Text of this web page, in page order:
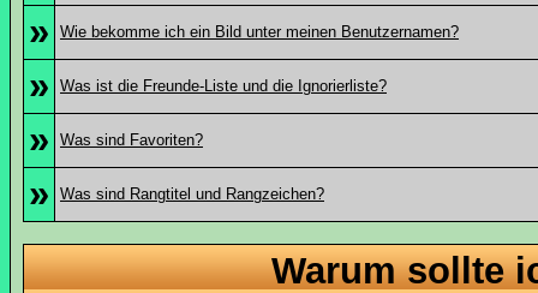
» Wie bekomme ich ein Bild unter meinen Benutzernamen?
» Was ist die Freunde-Liste und die Ignorierliste?
» Was sind Favoriten?
» Was sind Rangtitel und Rangzeichen?
Warum sollte